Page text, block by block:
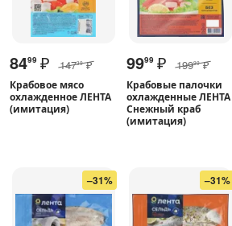
8499 ₽ 14739 ₽
Крабовое мясо
охлажденное ЛЕНТА
(имитация)
9999 ₽ 19999 ₽
Крабовые палочки
охлажденные ЛЕНТА
Снежный краб
(имитация)
–31% –31%